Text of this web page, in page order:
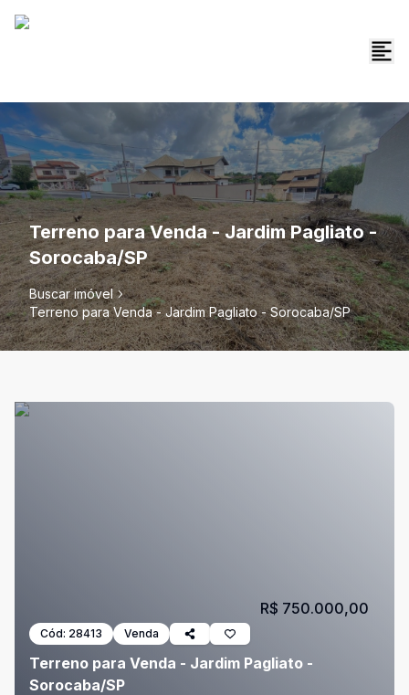
Terreno para Venda - Jardim Pagliato -
Sorocaba/SP
Buscar imóvel
Terreno para Venda - Jardim Pagliato - Sorocaba/SP
Cód: 28413 Venda
Terreno para Venda - Jardim Pagliato -
Sorocaba/SP
R$ 750.000,00